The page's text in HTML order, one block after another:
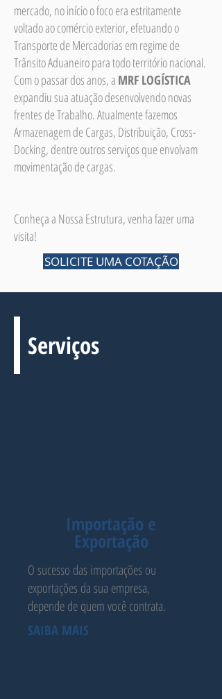
mercado, no início o foco era estritamente
voltado ao comércio exterior, efetuando o
Transporte de Mercadorias em regime de
Trânsito Aduaneiro para todo território nacional. ​
Com o passar dos anos, a MRF LOGÍSTICA
expandiu sua atuação desenvolvendo novas
frentes de Trabalho. Atualmente fazemos
Armazenagem de Cargas, Distribuição, Cross-
Docking, dentre outros serviços que envolvam
movimentação de cargas. ​
Conheça a Nossa Estrutura, venha fazer uma
visita! ​
SOLICITE UMA COTAÇÃO
Serviços
Importação e
Exportação
O sucesso das importações ou
exportações da sua empresa,
depende de quem você contrata.
SAIBA MAIS